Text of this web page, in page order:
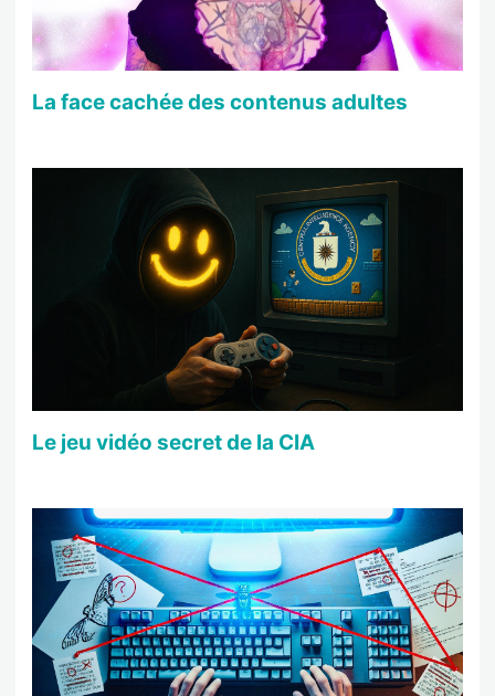
La face cachée des contenus adultes
Le jeu vidéo secret de la CIA